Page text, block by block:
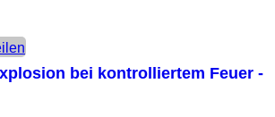
bei kontrolliertem Feuer -